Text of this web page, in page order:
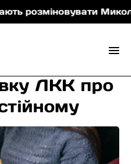
розміновувати
нову
ЛКК про